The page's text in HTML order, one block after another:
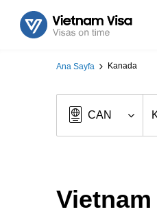
Ana Sayfa Kanada